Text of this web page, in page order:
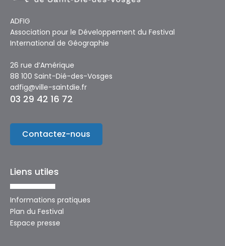
ADFIG
Association pour le Développement du Festival
International de Géographie
26 rue d’Amérique
88 100 Saint-Dié-des-Vosges
adfig@ville-saintdie.fr
03 29 42 16 72
Contactez-nous
Liens utiles
Informations pratiques
Plan du Festival
Espace presse